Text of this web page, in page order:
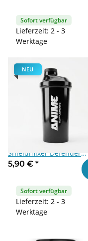
Sofort verfügbar
Lieferzeit: 2 - 3
Werktage
NEU
Anime Supplements
Shieldmixer Defender
Shaker 600 ml Schwarz
5,90 € *
Sofort verfügbar
Lieferzeit: 2 - 3
Werktage